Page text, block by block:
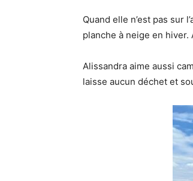
Quand elle n’est pas sur
planche à neige en
Alissandra aime aussi
laisse aucun déchet et